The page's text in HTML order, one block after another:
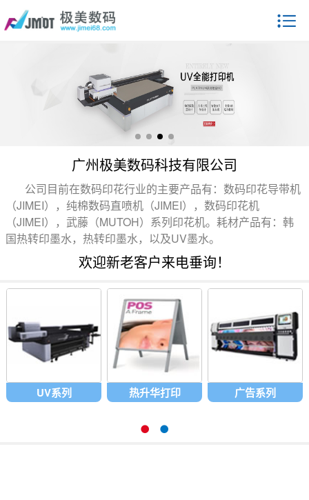
广州极美数码科技有限公司
公司目前在数码印花行业的主要产品有：数码印花导带机
（JIMEI），纯棉数码直喷机（JIMEI），数码印花机
（JIMEI），武藤（MUTOH）系列印花机。耗材产品有：韩
国热转印墨水，热转印墨水，以及UV墨水。
欢迎新老客户来电垂询！
UV系列 热升华打印 广告系列